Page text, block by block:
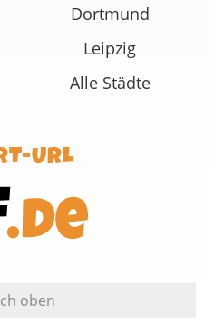
Dortmund
Leipzig
Alle Städte
URL
oben